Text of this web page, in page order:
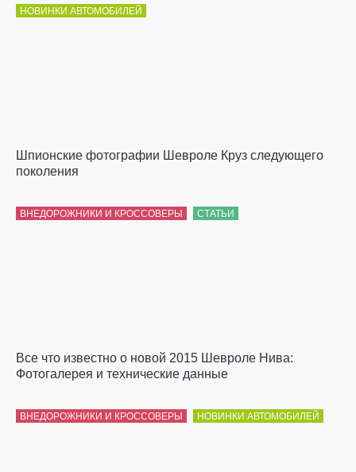
НОВИНКИ АВТОМОБИЛЕЙ
Шпионские фотографии Шевроле Круз следующего
поколения
ВНЕДОРОЖНИКИ И КРОССОВЕРЫ СТАТЬИ
Все что известно о новой 2015 Шевроле Нива:
Фотогалерея и технические данные
ВНЕДОРОЖНИКИ И КРОССОВЕРЫ НОВИНКИ АВТОМОБИЛЕЙ